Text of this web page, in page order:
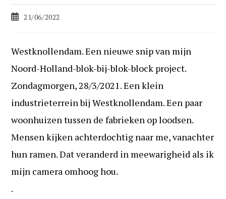
Bericht21/06/2022
Westknollendam. Een nieuwe snip van mijn
Noord-Holland-blok-bij-blok-block project.
Zondagmorgen, 28/3/2021. Een klein
industrieterrein bij Westknollendam. Een paar
woonhuizen tussen de fabrieken op loodsen.
Mensen kijken achterdochtig naar me, vanachter
hun ramen. Dat veranderd in meewarigheid als ik
mijn camera omhoog hou.
.